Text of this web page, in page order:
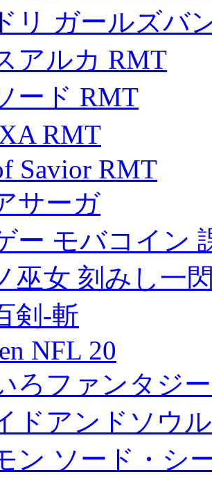
リ ガールズバ
アルカ RMT
ード RMT
RMT
Savior RMT
サーガ
ー モバコイン
巫女 刻みし一
剣-斬
NFL 20
ろファンタジ
ドアンドソウ
ン ソード・シ